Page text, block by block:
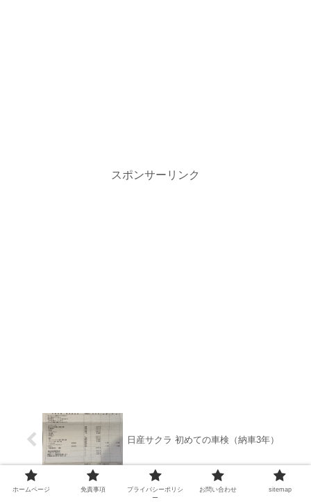
スポンサーリンク
日産サクラ 初めての車検（納車3年）
軽自動車EVではなぜハイトワゴンのス
ホームページ 免責事項
プライバシーポリシ
ー
お問い合わせ sitemap